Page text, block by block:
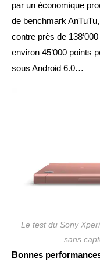
par un économique
de benchmark
contre près de
environ 45’000 points
sous Android 6.0…
Le test du Sony
sans
Bonnes